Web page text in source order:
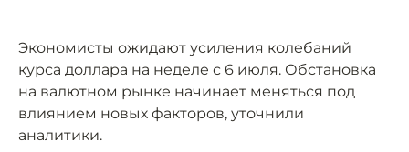
Экономисты ожидают усиления колебаний
курса доллара на неделе с 6 июля. Обстановка
на валютном рынке начинает меняться под
влиянием новых факторов, уточнили
аналитики.